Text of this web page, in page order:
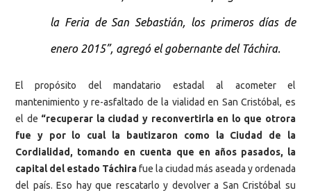
la Feria de San Sebastián, los primeros días de
enero 2015”, agregó el gobernante del Táchira.
El propósito del mandatario estadal al acometer el
mantenimiento y re-asfaltado de la vialidad en San Cristóbal, es
el de “recuperar la ciudad y reconvertirla en lo que otrora
fue y por lo cual la bautizaron como la Ciudad de la
Cordialidad, tomando en cuenta que en años pasados, la
capital del estado Táchirafue la ciudad más aseada y ordenada
del país. Eso hay que rescatarlo y devolver a San Cristóbal su